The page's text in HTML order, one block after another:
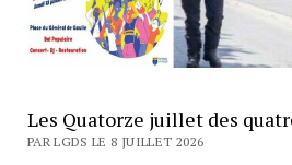
Les Quatorze juillet des
PAR LGDS LE 8 JUILLET 2026